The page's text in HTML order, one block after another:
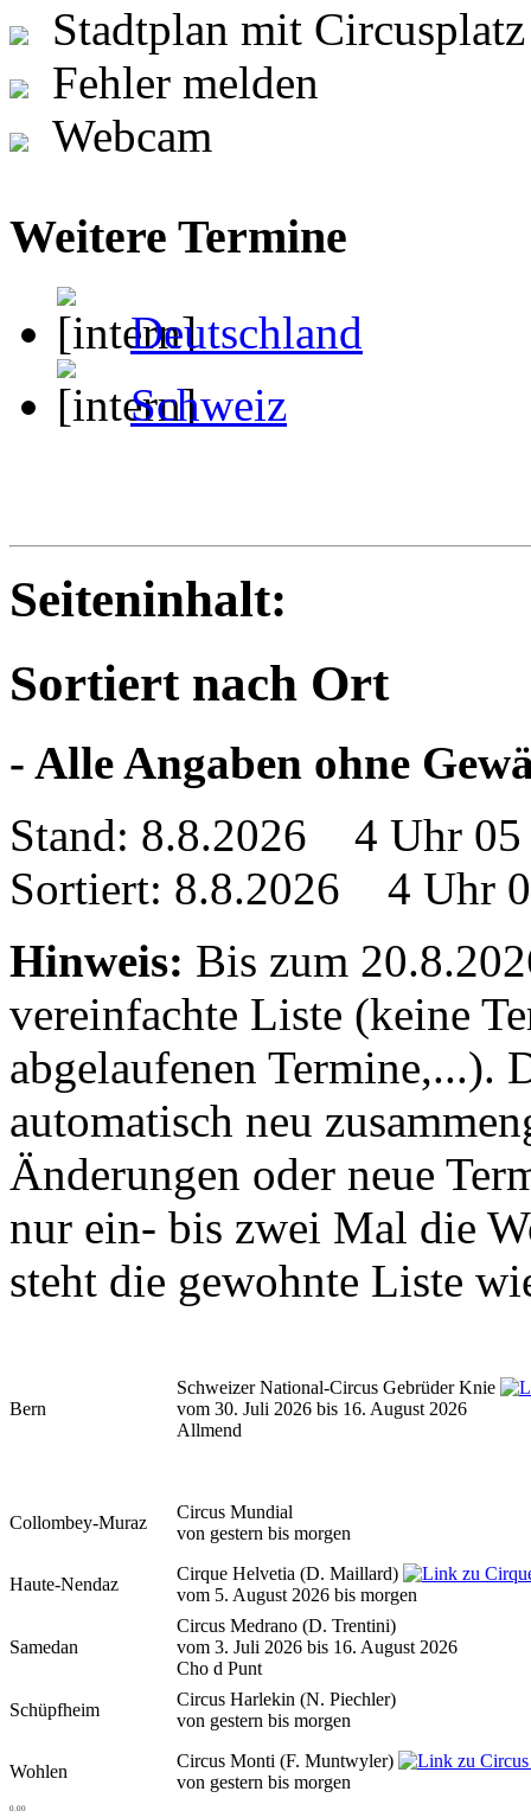
Stadtplan mit Circusplatz
Fehler melden
Webcam
Weitere Termine
Deutschland
Schweiz
Seiteninhalt:
Sortiert nach Ort
- Alle Angaben ohne
Stand: 8.8.2026 4 Uhr 05
Sortiert: 8.8.2026 4 Uhr
Hinweis: Bis zum
vereinfachte Liste (keine
abgelaufenen
automatisch neu
Änderungen oder neue
nur ein- bis zwei Mal die
steht die gewohnte Liste
Bern
Schweizer National-Circus Gebrüder Knie
vom 30. Juli 2026 bis 16. August 2026
Allmend
Collombey-Muraz
Circus Mundial
von gestern bis morgen
Haute-Nendaz
Cirque Helvetia (D. Maillard)
vom 5. August 2026 bis morgen
Samedan
Circus Medrano (D. Trentini)
vom 3. Juli 2026 bis 16. August 2026
Cho d Punt
Schüpfheim
Circus Harlekin (N. Piechler)
von gestern bis morgen
Wohlen
Circus Monti (F. Muntwyler)
von gestern bis morgen
0.00